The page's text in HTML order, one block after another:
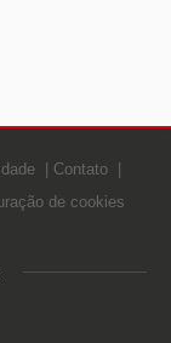
Contato
de cookies